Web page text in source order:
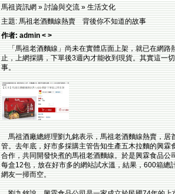
馬祖資訊網 » 討論與交流 » 生活文化
主題: 馬祖老酒麵線熱賣 背後你不知道的故事
作者: admin < >
「馬祖老酒麵線」尚未在實體店面上架，就已在網路
止，上網採購，下單後3週內才能收到現貨。其實這一
事。
馬祖酒廠總經理劉九銘表示，馬祖老酒麵線熱賣，居
管。去年底，好市多採購主管告知生產五木拉麵的興霖
合作，共同開發快煮的馬祖老酒麵線。於是興霖食品公
每盒12包，放在好市多的網站試水溫，結果，600箱總
網友一掃而空。